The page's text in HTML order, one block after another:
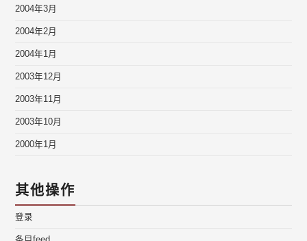
2004年3月
2004年2月
2004年1月
2003年12月
2003年11月
2003年10月
2000年1月
其他操作
登录